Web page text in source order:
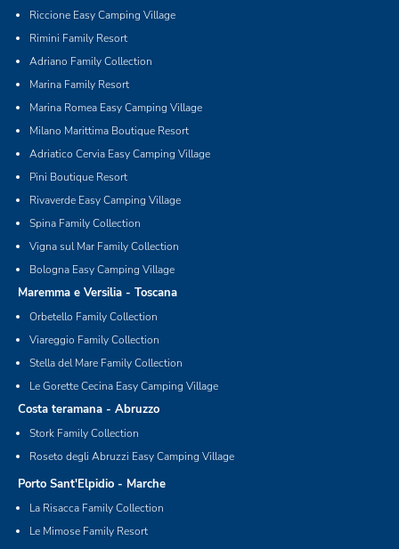
Riccione Easy Camping Village
Rimini Family Resort
Adriano Family Collection
Marina Family Resort
Marina Romea Easy Camping Village
Milano Marittima Boutique Resort
Adriatico Cervia Easy Camping Village
Pini Boutique Resort
Rivaverde Easy Camping Village
Spina Family Collection
Vigna sul Mar Family Collection
Bologna Easy Camping Village
Maremma e Versilia - Toscana
Orbetello Family Collection
Viareggio Family Collection
Stella del Mare Family Collection
Le Gorette Cecina Easy Camping Village
Costa teramana - Abruzzo
Stork Family Collection
Roseto degli Abruzzi Easy Camping Village
Porto Sant'Elpidio - Marche
La Risacca Family Collection
Le Mimose Family Resort